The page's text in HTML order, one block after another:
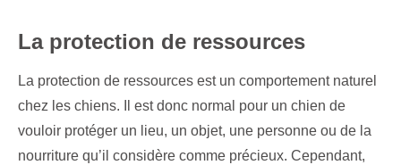
La protection de ressources
La protection de ressources est un comportement naturel
chez les chiens. Il est donc normal pour un chien de
vouloir protéger un lieu, un objet, une personne ou de la
nourriture qu’il considère comme précieux. Cependant,